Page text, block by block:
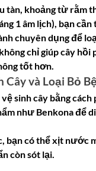
tàn, khoảng từ rằm
1 âm lịch), bạn
chuyên dụng để
chỉ giúp cây hồi
tốt hơn.
Cây và Loại Bỏ
sinh cây bằng
như Benkona để
bạn có thể xịt nước
còn sót lại.